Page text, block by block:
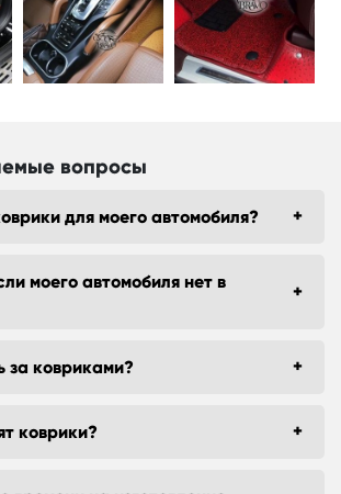
вопросы
для моего автомобиля?
моего автомобиля нет в
за ковриками?
коврики?